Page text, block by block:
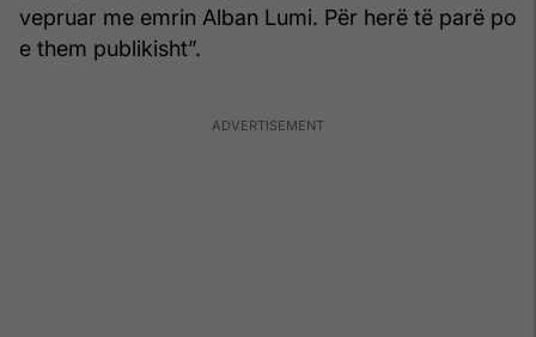
vepruar me emrin Alban Lumi. Për herë të parë po
e them publikisht”.